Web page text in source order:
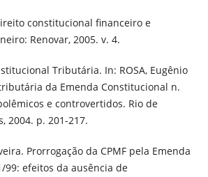
direito constitucional financeiro e
Renovar, 2005. v. 4.
Tributária. In: ROSA, Eugênio
da Emenda Constitucional n.
e controvertidos. Rio de
2004. p. 201-217.
Prorrogação da CPMF pela Emenda
99: efeitos da ausência de